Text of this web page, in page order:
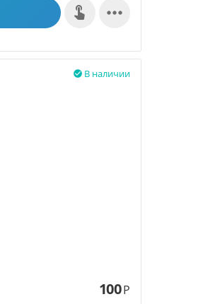

В наличии

100Р